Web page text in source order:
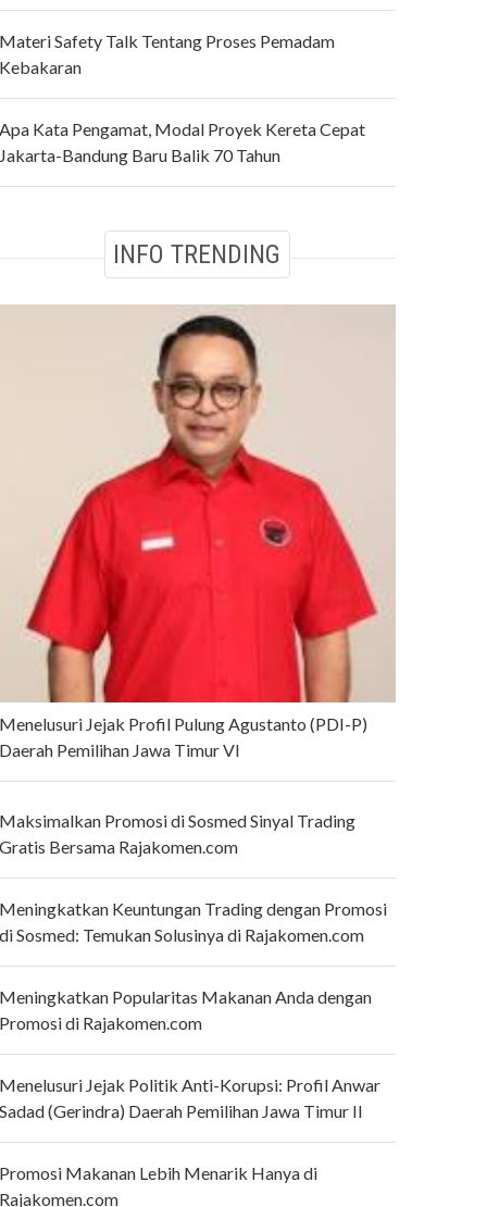
Safety Talk Tentang Proses Pemadam
Kata Pengamat, Modal Proyek Kereta Cepat
Bandung Baru Balik 70 Tahun
INFO TRENDING
Jejak Profil Pulung Agustanto (PDI-P)
Pemilihan Jawa Timur VI
Promosi di Sosmed Sinyal Trading
Bersama Rajakomen.com
Keuntungan Trading dengan Promosi
Sosmed: Temukan Solusinya di Rajakomen.com
Popularitas Makanan Anda dengan
di Rajakomen.com
Jejak Politik Anti-Korupsi: Profil Anwar
(Gerindra) Daerah Pemilihan Jawa Timur II
Makanan Lebih Menarik Hanya di